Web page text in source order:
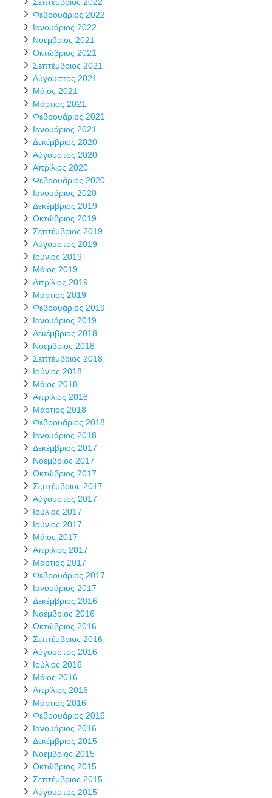
Σεπτέμβριος 2022
Φεβρουάριος 2022
Ιανουάριος 2022
Νοέμβριος 2021
Οκτώβριος 2021
Σεπτέμβριος 2021
Αύγουστος 2021
Μάιος 2021
Μάρτιος 2021
Φεβρουάριος 2021
Ιανουάριος 2021
Δεκέμβριος 2020
Αύγουστος 2020
Απρίλιος 2020
Φεβρουάριος 2020
Ιανουάριος 2020
Δεκέμβριος 2019
Οκτώβριος 2019
Σεπτέμβριος 2019
Αύγουστος 2019
Ιούνιος 2019
Μάιος 2019
Απρίλιος 2019
Μάρτιος 2019
Φεβρουάριος 2019
Ιανουάριος 2019
Δεκέμβριος 2018
Νοέμβριος 2018
Σεπτέμβριος 2018
Ιούνιος 2018
Μάιος 2018
Απρίλιος 2018
Μάρτιος 2018
Φεβρουάριος 2018
Ιανουάριος 2018
Δεκέμβριος 2017
Νοέμβριος 2017
Οκτώβριος 2017
Σεπτέμβριος 2017
Αύγουστος 2017
Ιούλιος 2017
Ιούνιος 2017
Μάιος 2017
Απρίλιος 2017
Μάρτιος 2017
Φεβρουάριος 2017
Ιανουάριος 2017
Δεκέμβριος 2016
Νοέμβριος 2016
Οκτώβριος 2016
Σεπτέμβριος 2016
Αύγουστος 2016
Ιούλιος 2016
Μάιος 2016
Απρίλιος 2016
Μάρτιος 2016
Φεβρουάριος 2016
Ιανουάριος 2016
Δεκέμβριος 2015
Νοέμβριος 2015
Οκτώβριος 2015
Σεπτέμβριος 2015
Αύγουστος 2015